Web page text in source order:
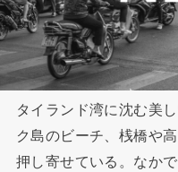
タイランド湾に沈む美
ク島のビーチ、桟橋や
押し寄せている。なか